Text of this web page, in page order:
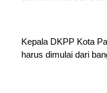
Kepala DKPP Kota
harus dimulai dari